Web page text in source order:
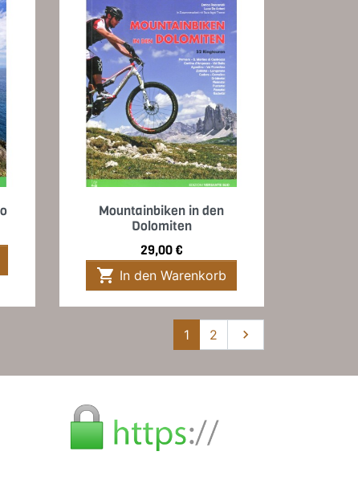
Vorschau
Mountainbiken in den
Dolomiten
Preis
29,00 €
 In den Warenkorb
1 2 Weiter
